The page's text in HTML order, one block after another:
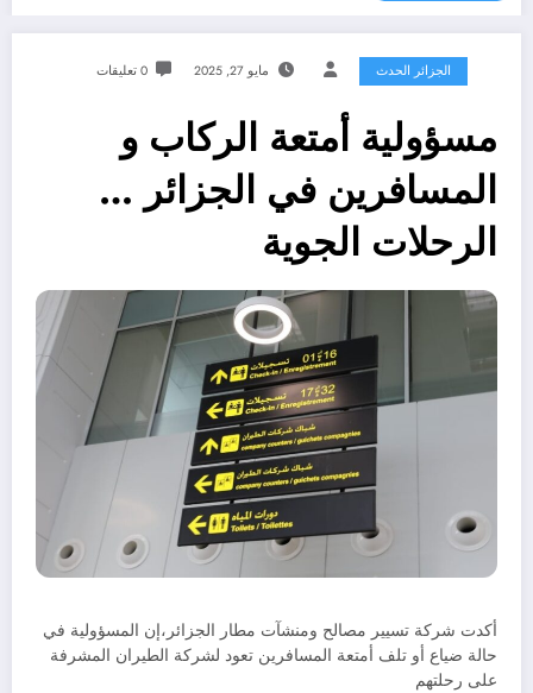
الجزائر الحدث مايو 27, 2025 0 تعليقات
مسؤولية أمتعة الركاب و
المسافرين في الجزائر …
الرحلات الجوية
أكدت شركة تسيير مصالح ومنشآت مطار الجزائر،إن المسؤولية في
حالة ضياع أو تلف أمتعة المسافرين تعود لشركة الطيران المشرفة
على رحلتهم